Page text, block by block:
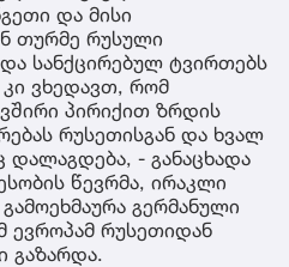
და მისი
თურმე რუსული
სანქცირებულ ტვირთებს
ვხედავთ, რომ
პირიქით ზრდის
რუსეთისგან და ხვალ
- განაცხადა
წევრმა, ირაკლი
გერმანული
ევროპამ რუსეთიდან
გაზარდა.